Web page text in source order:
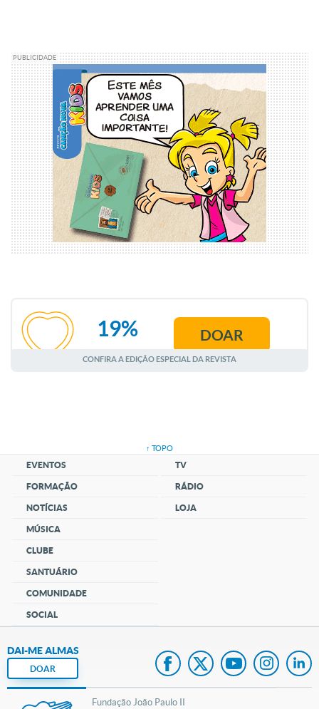
PUBLICIDADE
AGOSTO
19% DOAR
CONFIRA A EDIÇÃO ESPECIAL DA REVISTA
↑ TOPO
EVENTOS
FORMAÇÃO
NOTÍCIAS
MÚSICA
CLUBE
SANTUÁRIO
COMUNIDADE
SOCIAL
TV
RÁDIO
LOJA
DAI-ME ALMAS
DOAR
Fundação João Paulo II